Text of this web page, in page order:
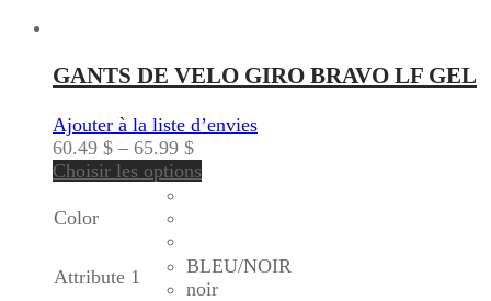
GANTS DE VELO GIRO BRAVO LF GEL
Ajouter à la liste d’envies
60.49 $ – 65.99 $
Choisir les options
Color
Attribute 1
BLEU/NOIR
noir